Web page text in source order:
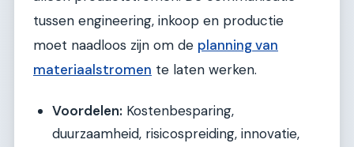
tussen engineering, inkoop en productie
moet naadloos zijn om de planning van
materiaalstromen te laten werken.
Voordelen: Kostenbesparing,
duurzaamheid, risicospreiding, innovatie,